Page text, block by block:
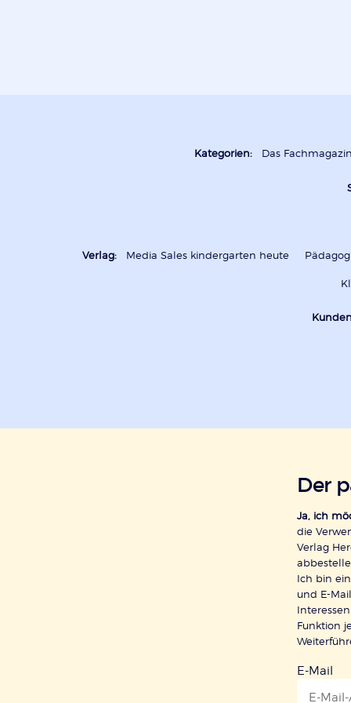
Kategorien: Das
Verlag: Media Sales kindergarten heute
Der
Ja, ich
die
Verlag
Ich bin
und E-
Funktion
E-Mail